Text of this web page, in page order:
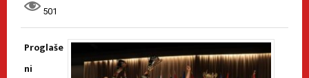
501
Proglaše
ni